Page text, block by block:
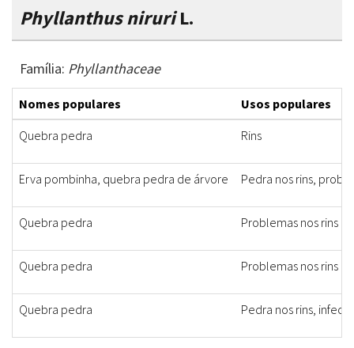
Phyllanthus niruriL.
Família: Phyllanthaceae
Nomes populares
Usos populares
Quebra pedra
Rins
Erva pombinha, quebra pedra de árvore Pedra nos rins,
Quebra pedra Problemas nos rins
Quebra pedra Problemas nos rins
Quebra pedra Pedra nos rins,